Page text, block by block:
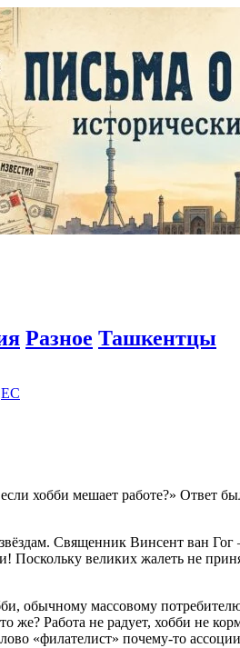
Разное Ташкентцы
EC
хобби мешает работе?» Ответ
звёздам. Священник Винсент
великих жалеть не
обычному массовому
же? Работа не радует, хобби не
«филателист» почему-то